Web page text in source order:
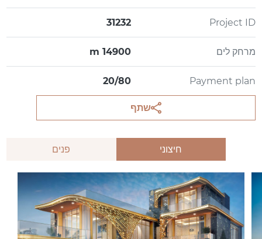
Project ID
31232
מרחק לים 14900 m
Payment plan
20/80
שתף
חיצוני פנים